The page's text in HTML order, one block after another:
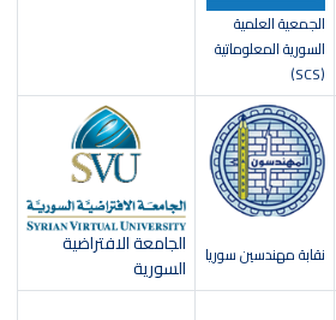
الجمعية العلمية
السورية المعلوماتية
(SCS)
نقابة مهندسين سوريا
الجامعة الافتراضية
السورية